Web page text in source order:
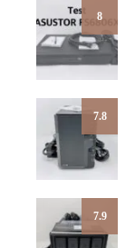
8
7.8
7.9